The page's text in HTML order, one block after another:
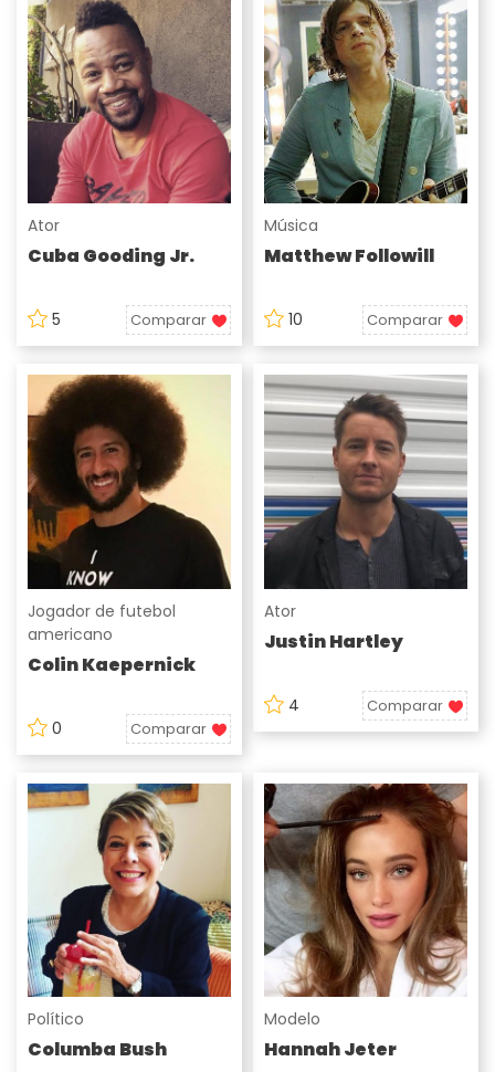
Ator
Cuba Gooding Jr.
5 Comparar
Música
Matthew Followill
10 Comparar
Jogador de futebol
americano
Colin Kaepernick
0 Comparar
Ator
Justin Hartley
4 Comparar
Político
Columba Bush
Modelo
Hannah Jeter